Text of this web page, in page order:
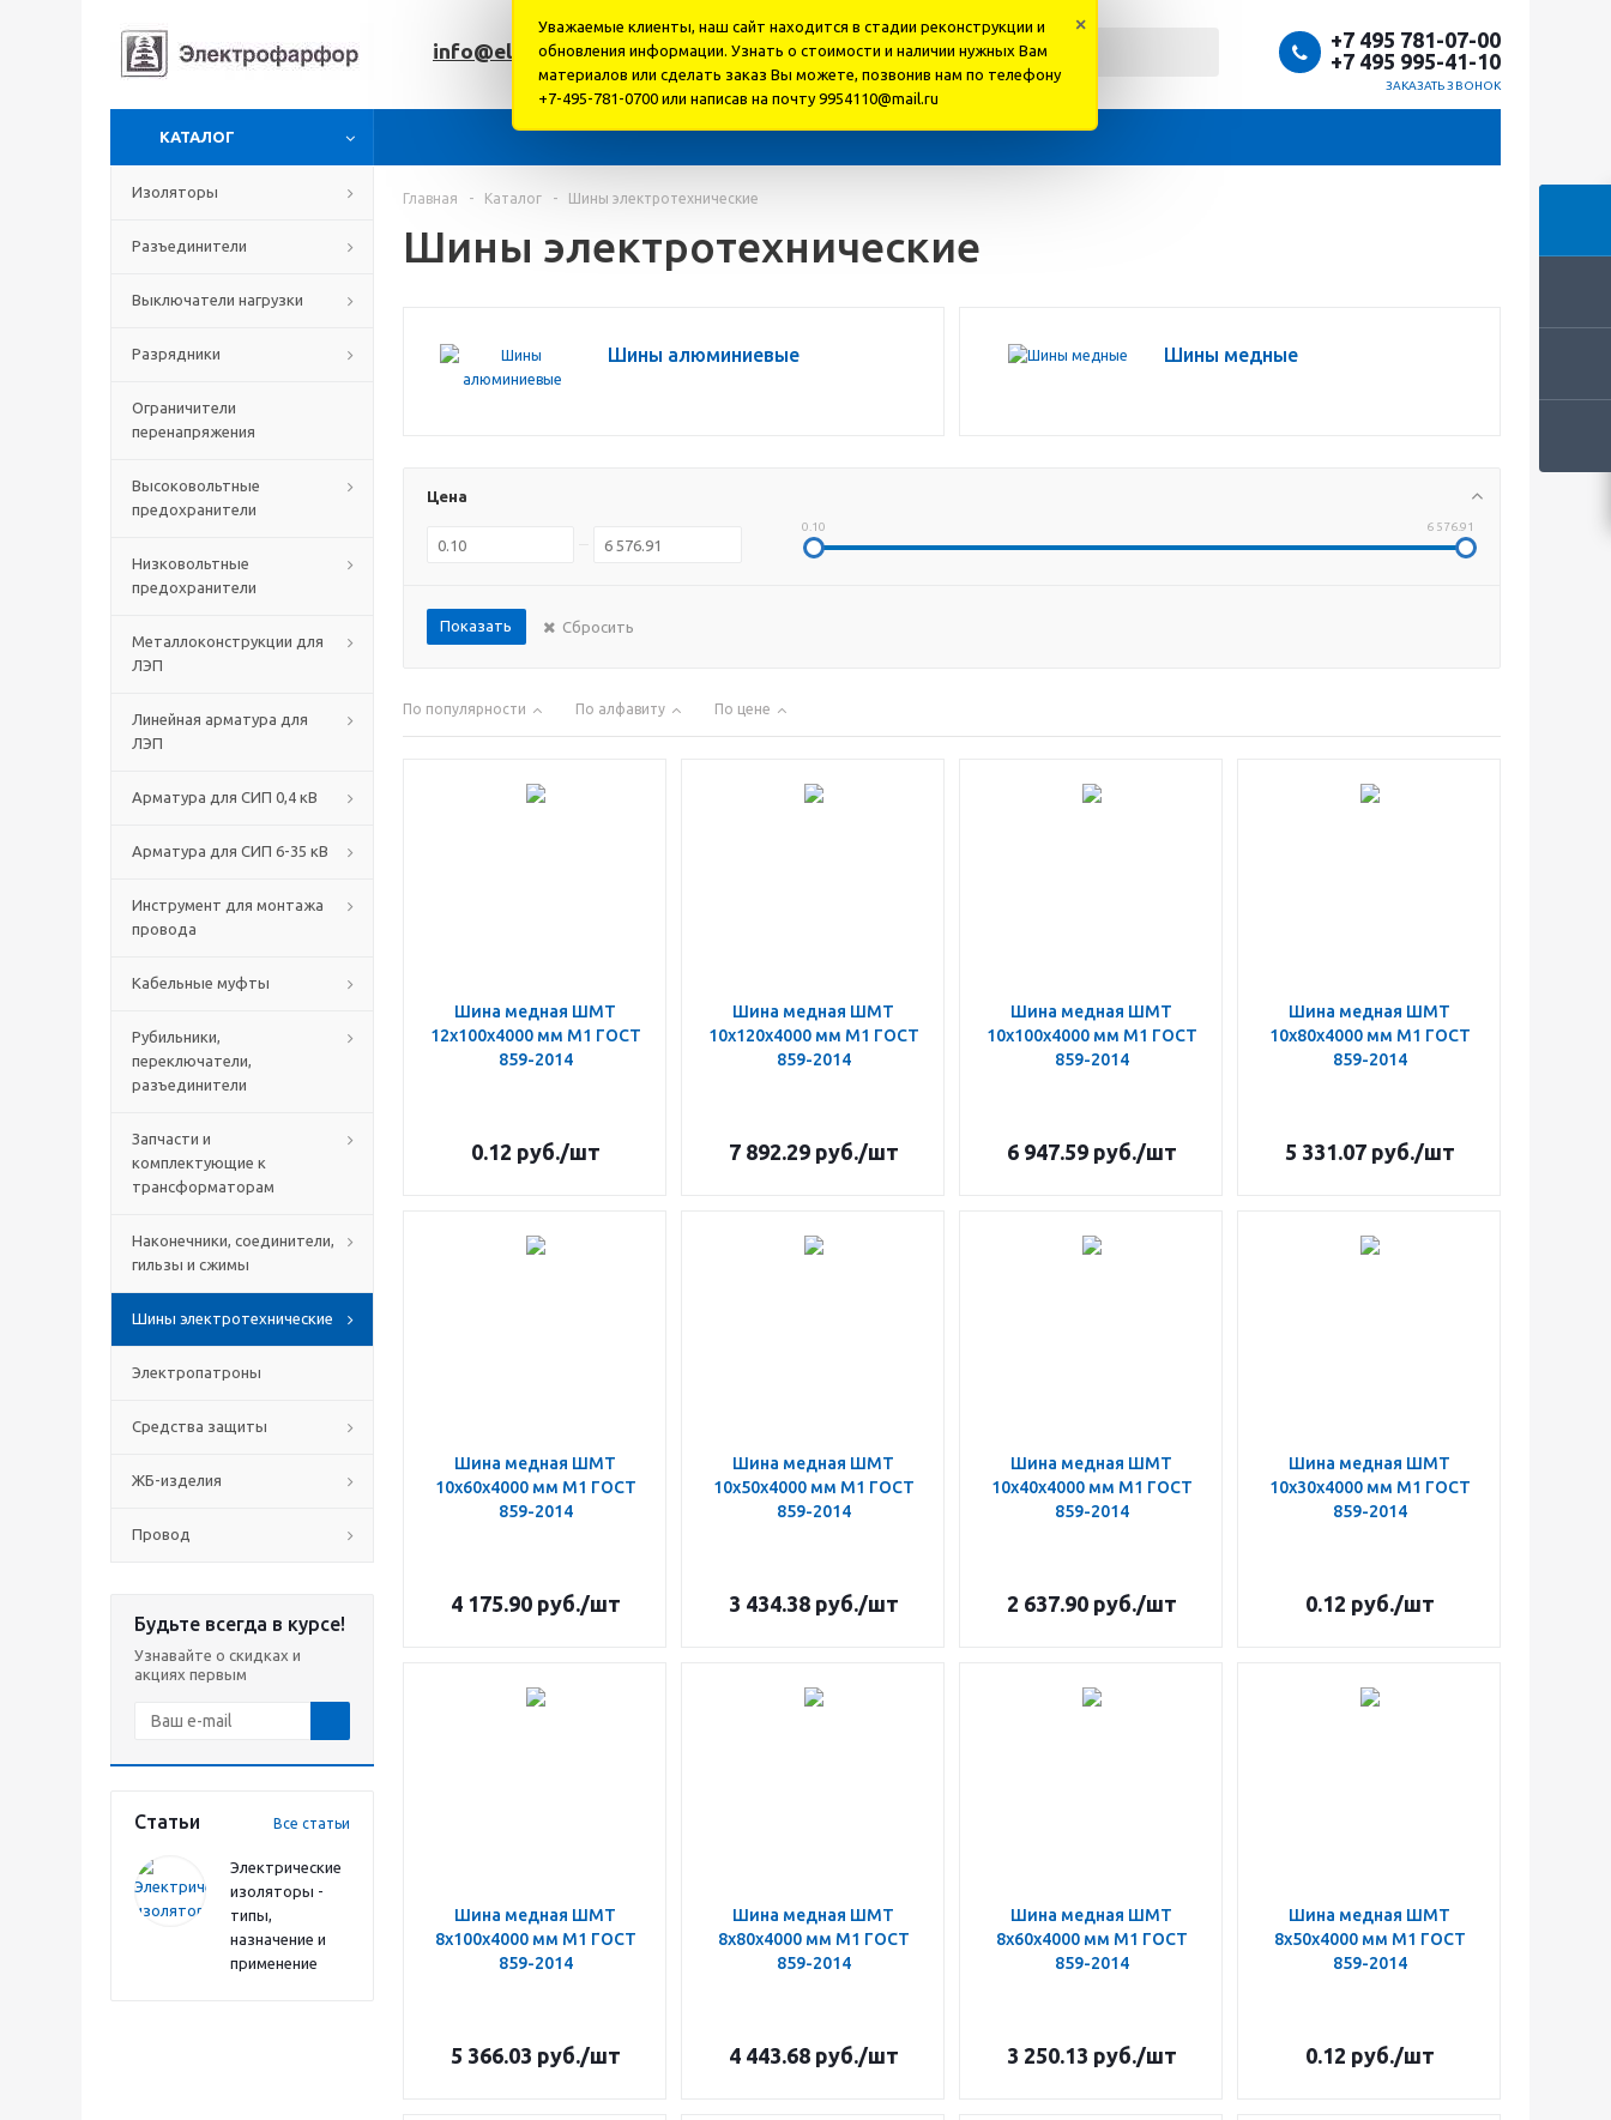
info@elfar.ru
+7 495 781-07-00
+7 495 995-41-10
ЗАКАЗАТЬ ЗВОНОК
КАТАЛОГ
Изоляторы
Разъединители
Выключатели нагрузки
Разрядники
Ограничители
перенапряжения
Высоковольтные
предохранители
Низковольтные
предохранители
Металлоконструкции для
ЛЭП
Линейная арматура для
ЛЭП
Арматура для СИП 0,4 кВ
Арматура для СИП 6-35 кВ
Инструмент для монтажа
провода
Кабельные муфты
Рубильники,
переключатели,
разъединители
Запчасти и
комплектующие к
трансформаторам
Наконечники, соединители,
гильзы и сжимы
Шины электротехнические
Электропатроны
Средства защиты
ЖБ-изделия
Провод
Будьте всегда в курсе!
Узнавайте о скидках и
акциях первым
Статьи Все статьи
Электрические
изоляторы -
типы,
назначение и
применение
Главная - Каталог - Шины электротехнические
Шины электротехнические
Шины алюминиевые Шины медные
Цена
0.10 6 576.91
Показать Сбросить
По популярности По алфавиту По цене
Шина медная ШМТ
12х100х4000 мм М1 ГОСТ
859-2014
0.12 руб./шт
Шина медная ШМТ
10х120х4000 мм М1 ГОСТ
859-2014
7 892.29руб./шт
Шина медная ШМТ
10х100х4000 мм М1 ГОСТ
859-2014
6 947.59руб./шт
Шина медная ШМТ
10х80х4000 мм М1 ГОСТ
859-2014
5 331.07руб./шт
Шина медная ШМТ
10х60х4000 мм М1 ГОСТ
859-2014
4 175.90руб./шт
Шина медная ШМТ
10х50х4000 мм М1 ГОСТ
859-2014
3 434.38руб./шт
Шина медная ШМТ
10х40х4000 мм М1 ГОСТ
859-2014
2 637.90руб./шт
Шина медная ШМТ
10х30х4000 мм М1 ГОСТ
859-2014
0.12 руб./шт
Шина медная ШМТ
8х100х4000 мм М1 ГОСТ
859-2014
5 366.03 руб./шт
Шина медная ШМТ
8х80х4000 мм М1 ГОСТ
859-2014
4 443.68руб./шт
Шина медная ШМТ
8х60х4000 мм М1 ГОСТ
859-2014
3 250.13 руб./шт
Шина медная ШМТ
8х50х4000 мм М1 ГОСТ
859-2014
0.12 руб./шт
Уважаемые клиенты, наш сайт находится в стадии реконструкции и
обновления информации. Узнать о стоимости и наличии нужных Вам
материалов или cделать заказ Вы можете, позвонив нам по телефону
+7-495-781-0700 или написав на почту 9954110@mail.ru
×